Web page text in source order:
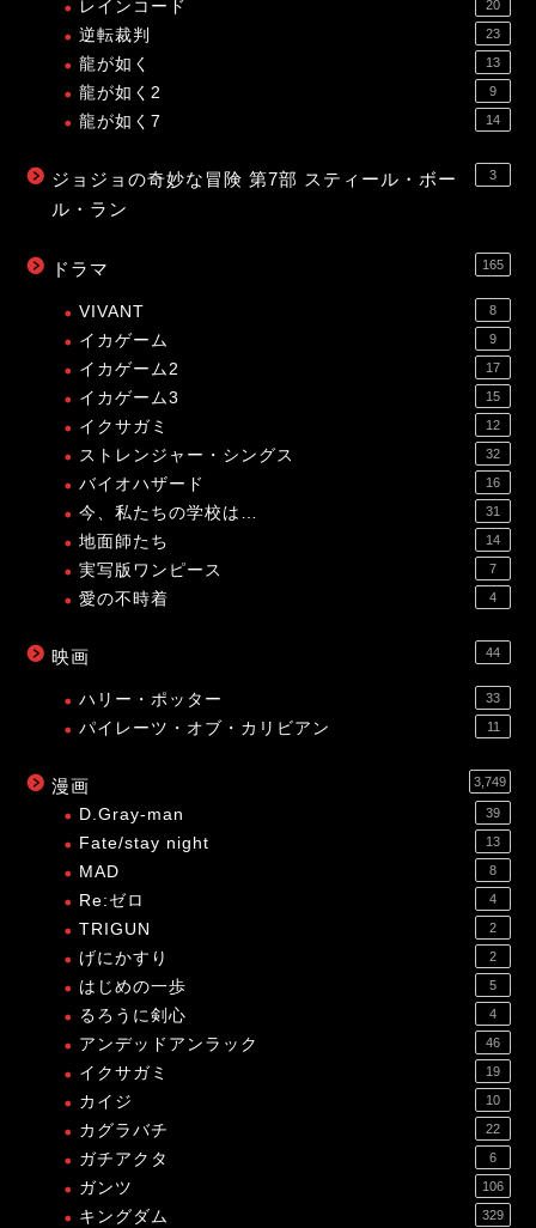
レインコード 20
逆転裁判 23
龍が如く 13
龍が如く2 9
龍が如く7 14
ジョジョの奇妙な冒険 第7部 スティール・ボー
ル・ラン
3
ドラマ 165
VIVANT 8
イカゲーム 9
イカゲーム2 17
イカゲーム3 15
イクサガミ 12
ストレンジャー・シングス 32
バイオハザード 16
今、私たちの学校は… 31
地面師たち 14
実写版ワンピース 7
愛の不時着 4
映画 44
ハリー・ポッター 33
パイレーツ・オブ・カリビアン 11
漫画 3,749
D.Gray-man 39
Fate/stay night 13
MAD 8
Re:ゼロ 4
TRIGUN 2
げにかすり 2
はじめの一歩 5
るろうに剣心 4
アンデッドアンラック 46
イクサガミ 19
カイジ 10
カグラバチ 22
ガチアクタ 6
ガンツ 106
キングダム 329